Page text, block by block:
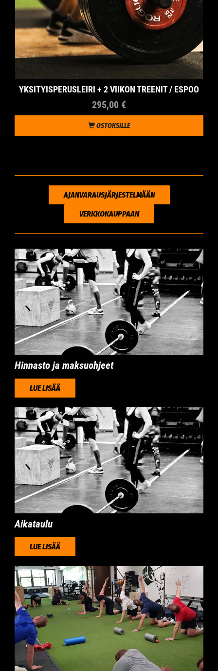
YKSITYISPERUSLEIRI + 2 VIIKON TREENIT / ESPOO
295,00 €
OSTOKSILLE
AJANVARAUSJÄRJESTELMÄÄN
VERKKOKAUPPAAN
​​​​​​​​​​​​​​​​​​​​​Hinnasto ja maksuohjeet​​​​​​​
LUE LISÄÄ
Aikataulu
LUE LISÄÄ